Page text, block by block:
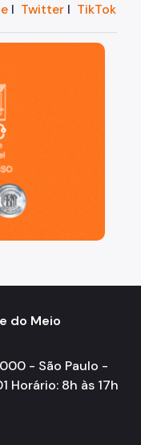
I TwitterI TikTok
e sustentável
do Meio
- São Paulo -
Horário: 8h às 17h